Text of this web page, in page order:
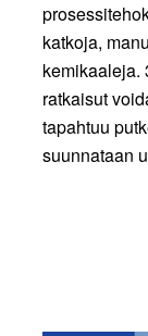
katkoja,
kemikaaleja.
ratkaisut
tapahtuu
suunnataan